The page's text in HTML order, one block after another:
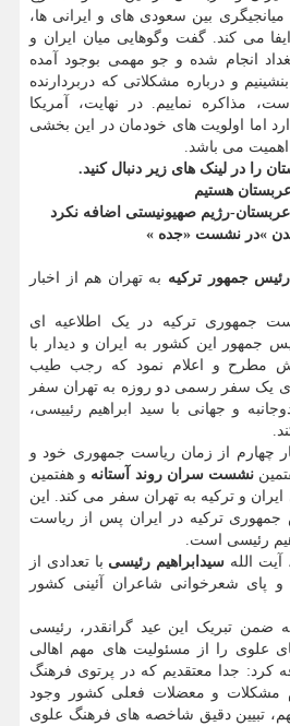
بین سعودی های و ایرانی ها،
می کند. گفت وگوهایی میان ایران و
انجام شده و جو مهمی بوجود آمده
و درباره مشکلاتی که دربردارنده
مذاکره نماییم. در نهایت، آمریکا
اما اولویت های خودمان در این بخشی
می باشد.
را در لینک های زیر دنبال کنید.
هستیم
رژیم صهیونیستی اضافه نکرد
»در نشست «جده »
رئیس جمهور ترکیه به تهران هم از اخبار
جمهوری ترکیه در یک اطلاعیه ای
جمهور این کشور به ایران و دیدار با
مطرح و اعلام نمود که رجب طیب
یک سفر رسمی دو روزه به تهران سفر
و جهانی با سید ابراهیم رئییسی،
چهارم از زمان ریاست جمهوری خود و
نشست سران روند آستانه و هفتمین
و ترکیه به تهران سفر می کند. این
ترکیه در ایران پس از ریاست
رئیسی است.
الله سیدابراهیم رئیسی با تعدادی از
و پای شعرخوانی شاعران آئینی کشور
ضمن تبریک این عید گرانقدر، رئیسی
علوی را از مسئولیت های مهم اهالی
جدا معتقدیم که در پرتوی فرهنگ
مشکلات و معضلات فعلی کشور وجود
تبیین دقیق شاخصه های فرهنگ علوی